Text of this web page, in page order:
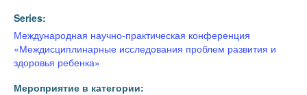
Series:
Международная научно-практическая конференция
«Междисциплинарные исследования проблем развития и
здоровья ребенка»
Мероприятие в категории: